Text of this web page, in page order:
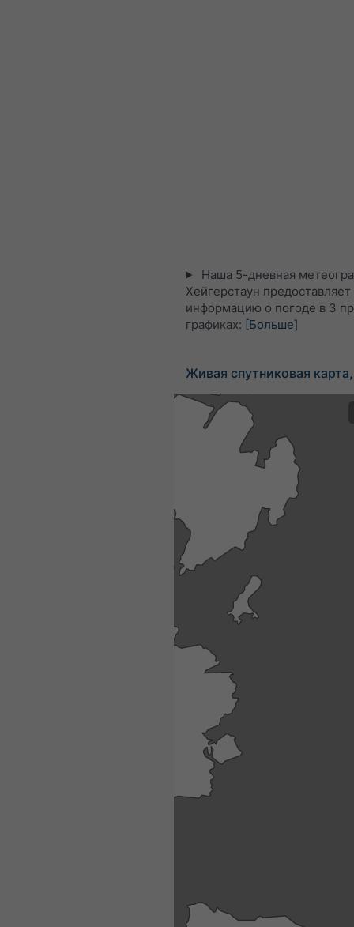
Наша 5-дневная
Хейгерстаун
информацию о погоде в 3
графиках: [Больше]
Живая спутниковая